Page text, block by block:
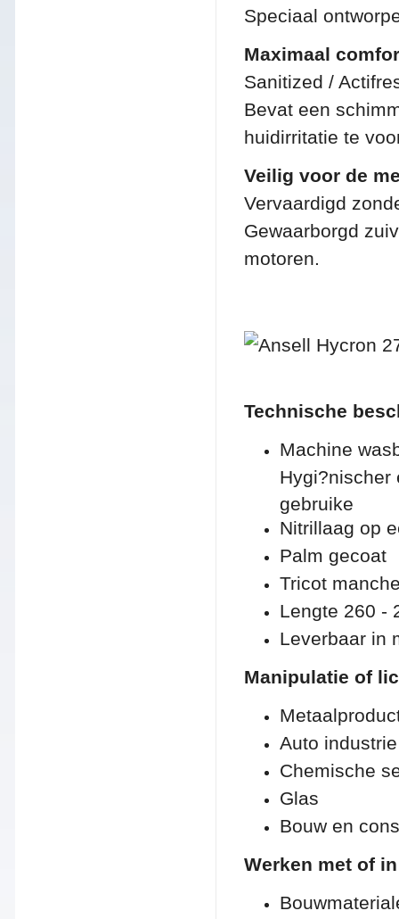
Speciaal
Maximaal
Sanitized /
Bevat een
huidirritatie te
Veilig voor de
Vervaardigd
Gewaarborgd
motoren.
Technische
Machine
Hygi?nischer
gebruike
Nitrillaag op
Palm gecoat
Tricot
Lengte 260 -
Leverbaar in
Manipulatie of
Auto industrie
Chemische
Glas
Bouw en
Werken met of